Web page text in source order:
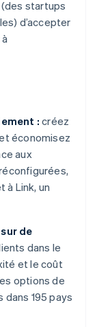
startups
d’accepter
: créez
économisez
aux
à Link, un
de
dans le
et le coût
options de
195 pays